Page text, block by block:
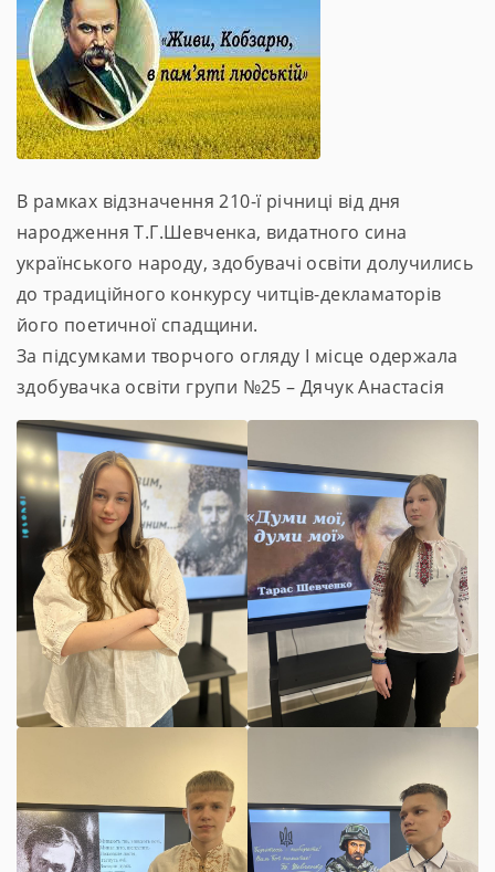
В рамках відзначення 210-ї річниці від дня
народження Т.Г.Шевченка, видатного сина
українського народу, здобувачі освіти долучились
до традиційного конкурсу читців-декламаторів
його поетичної спадщини.
За підсумками творчого огляду І місце одержала
здобувачка освіти групи №25 – Дячук Анастасія